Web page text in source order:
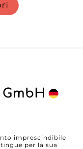
imprescindibile
per la sua